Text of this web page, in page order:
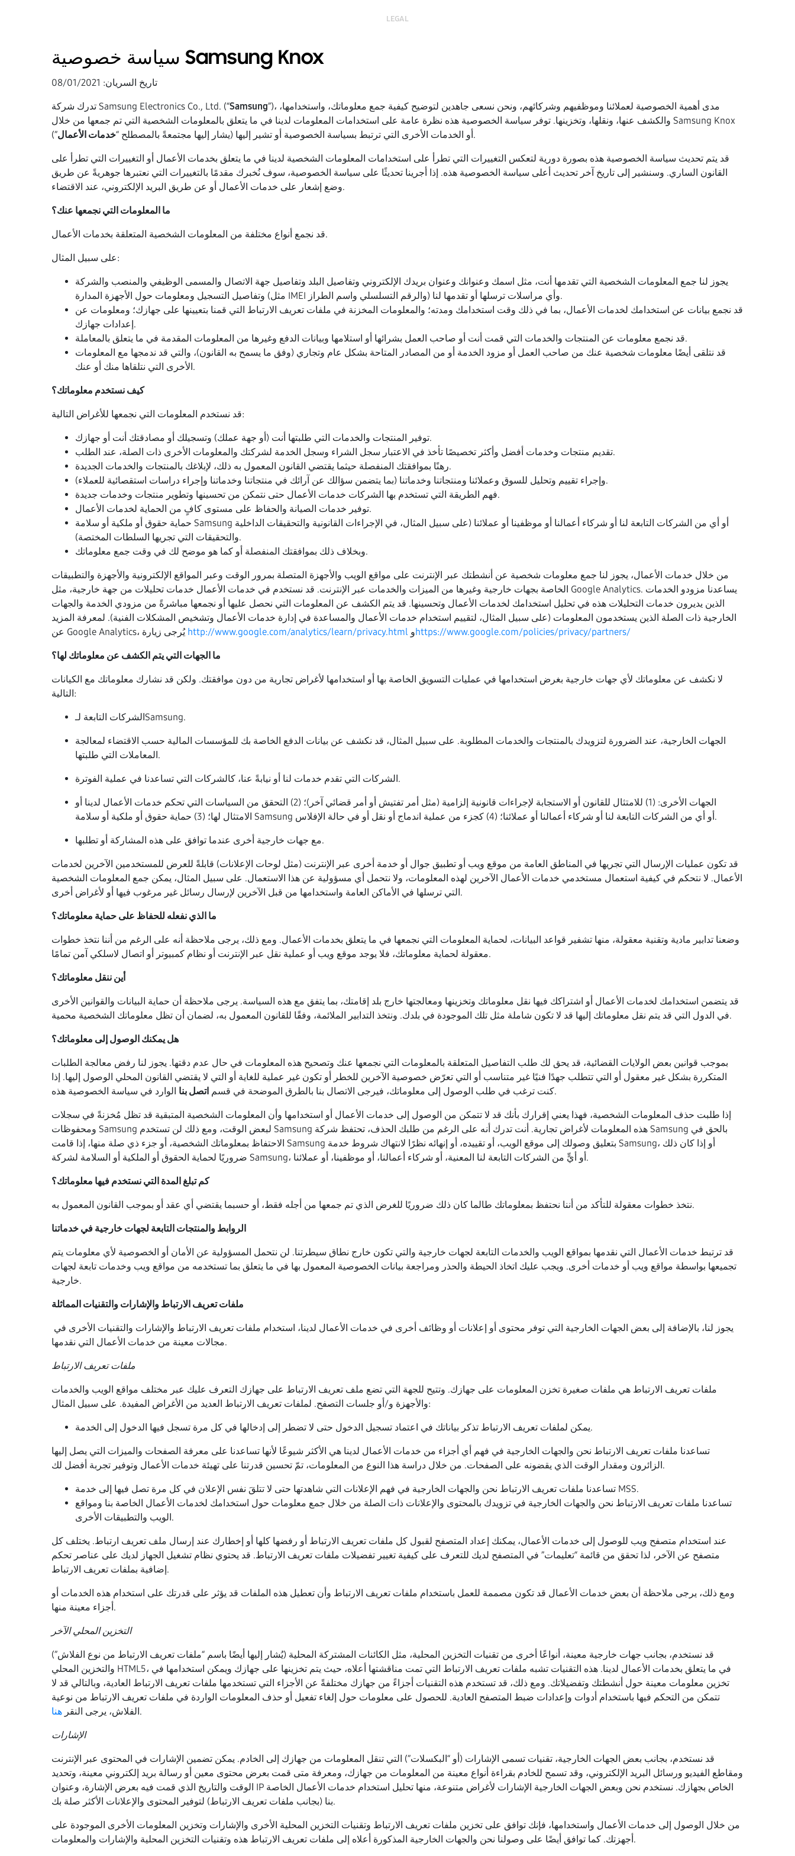
LEGAL
سياسة خصوصية Samsung Knox
تاريخ السريان: 08/01/2021
تدرك شركة Samsung Electronics Co., Ltd. (“Samsung”)، مدى أهمية الخصوصية لعملائنا وموظفيهم وشركائهم، ونحن نسعى جاهدين لتوضيح كيفية جمع معلوماتك، واستخدامها،
والكشف عنها، ونقلها، وتخزينها. توفر سياسة الخصوصية هذه نظرة عامة على استخدامات المعلومات لدينا في ما يتعلق بالمعلومات الشخصية التي تم جمعها من خلال Samsung Knox
أو الخدمات الأخرى التي ترتبط بسياسة الخصوصية أو تشير إليها (يشار إليها مجتمعةً بالمصطلح “خدمات الأعمال ”).
قد يتم تحديث سياسة الخصوصية هذه بصورة دورية لتعكس التغييرات التي تطرأ على استخدامات المعلومات الشخصية لدينا في ما يتعلق بخدمات الأعمال أو التغييرات التي تطرأ على
القانون الساري. وسنشير إلى تاريخ آخر تحديث أعلى سياسة الخصوصية هذه. إذا أجرينا تحديثًا على سياسة الخصوصية، سوف نُخبرك مقدمًا بالتغييرات التي نعتبرها جوهريةً عن طريق
وضع إشعار على خدمات الأعمال أو عن طريق البريد الإلكتروني، عند الاقتضاء.
ما المعلومات التي نجمعها عنك؟
قد نجمع أنواع مختلفة من المعلومات الشخصية المتعلقة بخدمات الأعمال.
على سبيل المثال:
يجوز لنا جمع المعلومات الشخصية التي تقدمها أنت، مثل اسمك وعنوانك وعنوان بريدك الإلكتروني وتفاصيل البلد وتفاصيل جهة الاتصال والمسمى الوظيفي والمنصب والشركة
وتفاصيل التسجيل ومعلومات حول الأجهزة المدارة (مثل IMEI والرقم التسلسلي واسم الطراز) وأي مراسلات ترسلها أو تقدمها لنا.
قد نجمع بيانات عن استخدامك لخدمات الأعمال، بما في ذلك وقت استخدامك ومدته؛ والمعلومات المخزنة في ملفات تعريف الارتباط التي قمنا بتعيينها على جهازك؛ ومعلومات عن
إعدادات جهازك.
قد نجمع معلومات عن المنتجات والخدمات التي قمت أنت أو صاحب العمل بشرائها أو استلامها وبيانات الدفع وغيرها من المعلومات المقدمة في ما يتعلق بالمعاملة.
قد نتلقى أيضًا معلومات شخصية عنك من صاحب العمل أو مزود الخدمة أو من المصادر المتاحة بشكل عام وتجاري (وفق ما يسمح به القانون)، والتي قد ندمجها مع المعلومات
الأخرى التي نتلقاها منك أو عنك.
كيف نستخدم معلوماتك؟
قد نستخدم المعلومات التي نجمعها للأغراض التالية:
توفير المنتجات والخدمات التي طلبتها أنت (أو جهة عملك) وتسجيلك أو مصادقتك أنت أو جهازك.
تقديم منتجات وخدمات أفضل وأكثر تخصيصًا تأخذ في الاعتبار سجل الشراء وسجل الخدمة لشركتك والمعلومات الأخرى ذات الصلة، عند الطلب.
رهنًا بموافقتك المنفصلة حيثما يقتضي القانون المعمول به ذلك، لإبلاغك بالمنتجات والخدمات الجديدة.
وإجراء تقييم وتحليل للسوق وعملائنا ومنتجاتنا وخدماتنا (بما يتضمن سؤالك عن آرائك في منتجاتنا وخدماتنا وإجراء دراسات استقصائية للعملاء).
فهم الطريقة التي تستخدم بها الشركات خدمات الأعمال حتى نتمكن من تحسينها وتطوير منتجات وخدمات جديدة.
توفير خدمات الصيانة والحفاظ على مستوى كافٍ من الحماية لخدمات الأعمال.
حماية حقوق أو ملكية أو سلامة Samsung أو أي من الشركات التابعة لنا أو شركاء أعمالنا أو موظفينا أو عملائنا (على سبيل المثال، في الإجراءات القانونية والتحقيقات الداخلية
والتحقيقات التي تجريها السلطات المختصة).
وبخلاف ذلك بموافقتك المنفصلة أو كما هو موضح لك في وقت جمع معلوماتك.
من خلال خدمات الأعمال، يجوز لنا جمع معلومات شخصية عن أنشطتك عبر الإنترنت على مواقع الويب والأجهزة المتصلة بمرور الوقت وعبر المواقع الإلكترونية والأجهزة والتطبيقات
الخاصة بجهات خارجية وغيرها من الميزات والخدمات عبر الإنترنت. قد نستخدم في خدمات الأعمال خدمات تحليلات من جهة خارجية، مثل Google Analytics. يساعدنا مزودو الخدمات
الذين يديرون خدمات التحليلات هذه في تحليل استخدامك لخدمات الأعمال وتحسينها. قد يتم الكشف عن المعلومات التي نحصل عليها أو نجمعها مباشرةً من مزودي الخدمة والجهات
الخارجية ذات الصلة الذين يستخدمون المعلومات (على سبيل المثال، لتقييم استخدام خدمات الأعمال والمساعدة في إدارة خدمات الأعمال وتشخيص المشكلات الفنية). لمعرفة المزيد
عن Google Analytics، يُرجى زيارة http://www.google.com/analytics/learn/privacy.html وhttps://www.google.com/policies/privacy/partners/
ما الجهات التي يتم الكشف عن معلوماتك لها؟
لا نكشف عن معلوماتك لأي جهات خارجية بغرض استخدامها في عمليات التسويق الخاصة بها أو استخدامها لأغراض تجارية من دون موافقتك. ولكن قد نشارك معلوماتك مع الكيانات
التالية:
الشركات التابعة لـSamsung.
الجهات الخارجية، عند الضرورة لتزويدك بالمنتجات والخدمات المطلوبة. على سبيل المثال، قد نكشف عن بيانات الدفع الخاصة بك للمؤسسات المالية حسب الاقتضاء لمعالجة
المعاملات التي طلبتها.
الشركات التي تقدم خدمات لنا أو نيابةً عنا، كالشركات التي تساعدنا في عملية الفوترة.
الجهات الأخرى: (1) للامتثال للقانون أو الاستجابة لإجراءات قانونية إلزامية (مثل أمر تفتيش أو أمر قضائي آخر)؛ (2) التحقق من السياسات التي تحكم خدمات الأعمال لدينا أو
الامتثال لها؛ (3) حماية حقوق أو ملكية أو سلامة Samsung أو أي من الشركات التابعة لنا أو شركاء أعمالنا أو عملائنا؛ (4) كجزء من عملية اندماج أو نقل أو في حالة الإفلاس.
مع جهات خارجية أخرى عندما توافق على هذه المشاركة أو تطلبها.
قد تكون عمليات الإرسال التي تجريها في المناطق العامة من موقع ويب أو تطبيق جوال أو خدمة أخرى عبر الإنترنت (مثل لوحات الإعلانات) قابلةً للعرض للمستخدمين الآخرين لخدمات
الأعمال. لا نتحكم في كيفية استعمال مستخدمي خدمات الأعمال الآخرين لهذه المعلومات، ولا نتحمل أي مسؤولية عن هذا الاستعمال. على سبيل المثال، يمكن جمع المعلومات الشخصية
التي ترسلها في الأماكن العامة واستخدامها من قبل الآخرين لإرسال رسائل غير مرغوب فيها أو لأغراض أخرى.
ما الذي نفعله للحفاظ على حماية معلوماتك؟
وضعنا تدابير مادية وتقنية معقولة، منها تشفير قواعد البيانات، لحماية المعلومات التي نجمعها في ما يتعلق بخدمات الأعمال. ومع ذلك، يرجى ملاحظة أنه على الرغم من أننا نتخذ خطوات
معقولة لحماية معلوماتك، فلا يوجد موقع ويب أو عملية نقل عبر الإنترنت أو نظام كمبيوتر أو اتصال لاسلكي آمن تمامًا.
أين ننقل معلوماتك؟
قد يتضمن استخدامك لخدمات الأعمال أو اشتراكك فيها نقل معلوماتك وتخزينها ومعالجتها خارج بلد إقامتك، بما يتفق مع هذه السياسة. يرجى ملاحظة أن حماية البيانات والقوانين الأخرى
في الدول التي قد يتم نقل معلوماتك إليها قد لا تكون شاملة مثل تلك الموجودة في بلدك. ونتخذ التدابير الملائمة، وفقًا للقانون المعمول به، لضمان أن تظل معلوماتك الشخصية محمية.
هل يمكنك الوصول إلى معلوماتك؟
بموجب قوانين بعض الولايات القضائية، قد يحق لك طلب التفاصيل المتعلقة بالمعلومات التي نجمعها عنك وتصحيح هذه المعلومات في حال عدم دقتها. يجوز لنا رفض معالجة الطلبات
المتكررة بشكل غير معقول أو التي تتطلب جهدًا فنيًا غير متناسب أو التي تعرّض خصوصية الآخرين للخطر أو تكون غير عملية للغاية أو التي لا يقتضي القانون المحلي الوصول إليها. إذا
كنت ترغب في طلب الوصول إلى معلوماتك، فيرجى الاتصال بنا بالطرق الموضحة في قسم اتصل بنا الوارد في سياسة الخصوصية هذه.
إذا طلبت حذف المعلومات الشخصية، فهذا يعني إقرارك بأنك قد لا تتمكن من الوصول إلى خدمات الأعمال أو استخدامها وأن المعلومات الشخصية المتبقية قد تظل مُخزنةً في سجلات
ومحفوظات Samsung لبعض الوقت، ومع ذلك لن تستخدم Samsung هذه المعلومات لأغراض تجارية. أنت تدرك أنه على الرغم من طلبك الحذف، تحتفظ شركة Samsung بالحق في
الاحتفاظ بمعلوماتك الشخصية، أو جزء ذي صلة منها، إذا قامت Samsung بتعليق وصولك إلى موقع الويب، أو تقييده، أو إنهائه نظرًا لانتهاك شروط خدمة Samsung، أو إذا كان ذلك
ضروريًا لحماية الحقوق أو الملكية أو السلامة لشركة Samsung، أو أيٍّ من الشركات التابعة لنا المعنية، أو شركاء أعمالنا، أو موظفينا، أو عملائنا.
كم تبلغ المدة التي نستخدم فيها معلوماتك؟
نتخذ خطوات معقولة للتأكد من أننا نحتفظ بمعلوماتك طالما كان ذلك ضروريًا للغرض الذي تم جمعها من أجله فقط، أو حسبما يقتضي أي عقد أو بموجب القانون المعمول به.
الروابط والمنتجات التابعة لجهات خارجية في خدماتنا
قد ترتبط خدمات الأعمال التي نقدمها بمواقع الويب والخدمات التابعة لجهات خارجية والتي تكون خارج نطاق سيطرتنا. لن نتحمل المسؤولية عن الأمان أو الخصوصية لأي معلومات يتم
تجميعها بواسطة مواقع ويب أو خدمات أخرى. ويجب عليك اتخاذ الحيطة والحذر ومراجعة بيانات الخصوصية المعمول بها في ما يتعلق بما تستخدمه من مواقع ويب وخدمات تابعة لجهات
خارجية.
ملفات تعريف الارتباط والإشارات والتقنيات المماثلة
مجالات معينة من خدمات الأعمال التي نقدمها.
ملفات تعريف الارتباط
ملفات تعريف الارتباط هي ملفات صغيرة تخزن المعلومات على جهازك. وتتيح للجهة التي تضع ملف تعريف الارتباط على جهازك التعرف عليك عبر مختلف مواقع الويب والخدمات
والأجهزة و/أو جلسات التصفح. لملفات تعريف الارتباط العديد من الأغراض المفيدة. على سبيل المثال:
يمكن لملفات تعريف الارتباط تذكر بياناتك في اعتماد تسجيل الدخول حتى لا تضطر إلى إدخالها في كل مرة تسجل فيها الدخول إلى الخدمة.
تساعدنا ملفات تعريف الارتباط نحن والجهات الخارجية في فهم أي أجزاء من خدمات الأعمال لدينا هي الأكثر شيوعًا لأنها تساعدنا على معرفة الصفحات والميزات التي يصل إليها
الزائرون ومقدار الوقت الذي يقضونه على الصفحات. من خلال دراسة هذا النوع من المعلومات، تمّ تحسين قدرتنا على تهيئة خدمات الأعمال وتوفير تجربة أفضل لك.
تساعدنا ملفات تعريف الارتباط نحن والجهات الخارجية في فهم الإعلانات التي شاهدتها حتى لا تتلقَ نفس الإعلان في كل مرة تصل فيها إلى خدمة MSS.
تساعدنا ملفات تعريف الارتباط نحن والجهات الخارجية في تزويدك بالمحتوى والإعلانات ذات الصلة من خلال جمع معلومات حول استخدامك لخدمات الأعمال الخاصة بنا ومواقع
الويب والتطبيقات الأخرى.
عند استخدام متصفح ويب للوصول إلى خدمات الأعمال، يمكنك إعداد المتصفح لقبول كل ملفات تعريف الارتباط أو رفضها كلها أو إخطارك عند إرسال ملف تعريف ارتباط. يختلف كل
متصفح عن الآخر، لذا تحقق من قائمة “تعليمات” في المتصفح لديك للتعرف على كيفية تغيير تفضيلات ملفات تعريف الارتباط. قد يحتوي نظام تشغيل الجهاز لديك على عناصر تحكم
إضافية بملفات تعريف الارتباط.
ومع ذلك، يرجى ملاحظة أن بعض خدمات الأعمال قد تكون مصممة للعمل باستخدام ملفات تعريف الارتباط وأن تعطيل هذه الملفات قد يؤثر على قدرتك على استخدام هذه الخدمات أو
أجزاء معينة منها.
التخزين المحلي الآخر
قد نستخدم، بجانب جهات خارجية معينة، أنواعًا أخرى من تقنيات التخزين المحلية، مثل الكائنات المشتركة المحلية (يُشار إليها أيضًا باسم “ملفات تعريف الارتباط من نوع الفلاش”)
والتخزين المحلي HTML5، في ما يتعلق بخدمات الأعمال لدينا. هذه التقنيات تشبه ملفات تعريف الارتباط التي تمت مناقشتها أعلاه، حيث يتم تخزينها على جهازك ويمكن استخدامها في
تخزين معلومات معينة حول أنشطتك وتفضيلاتك. ومع ذلك، قد تستخدم هذه التقنيات أجزاءً من جهازك مختلفةً عن الأجزاء التي تستخدمها ملفات تعريف الارتباط العادية، وبالتالي قد لا
تتمكن من التحكم فيها باستخدام أدوات وإعدادات ضبط المتصفح العادية. للحصول على معلومات حول إلغاء تفعيل أو حذف المعلومات الواردة في ملفات تعريف الارتباط من نوعية
الفلاش، يرجى النقر هنا .
الإشارات
قد نستخدم، بجانب بعض الجهات الخارجية، تقنيات تسمى الإشارات (أو “البكسلات”) التي تنقل المعلومات من جهازك إلى الخادم. يمكن تضمين الإشارات في المحتوى عبر الإنترنت
ومقاطع الفيديو ورسائل البريد الإلكتروني، وقد تسمح للخادم بقراءة أنواع معينة من المعلومات من جهازك، ومعرفة متى قمت بعرض محتوى معين أو رسالة بريد إلكتروني معينة، وتحديد
الوقت والتاريخ الذي قمت فيه بعرض الإشارة، وعنوان IP الخاص بجهازك. نستخدم نحن وبعض الجهات الخارجية الإشارات لأغراض متنوعة، منها تحليل استخدام خدمات الأعمال الخاصة
بنا (بجانب ملفات تعريف الارتباط) لتوفير المحتوى والإعلانات الأكثر صلة بك.
من خلال الوصول إلى خدمات الأعمال واستخدامها، فإنك توافق على تخزين ملفات تعريف الارتباط وتقنيات التخزين المحلية الأخرى والإشارات وتخزين المعلومات الأخرى الموجودة على
أجهزتك. كما توافق أيضًا على وصولنا نحن والجهات الخارجية المذكورة أعلاه إلى ملفات تعريف الارتباط هذه وتقنيات التخزين المحلية والإشارات والمعلومات.